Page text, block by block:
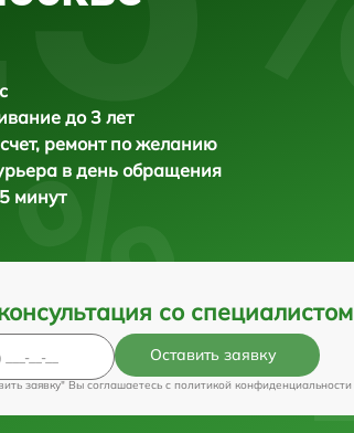
до 3 лет
ремонт по желанию
в день обращения
минут
со специалистом
Оставить заявку
заявку" Вы соглашаетесь c политикой конфиденциальности